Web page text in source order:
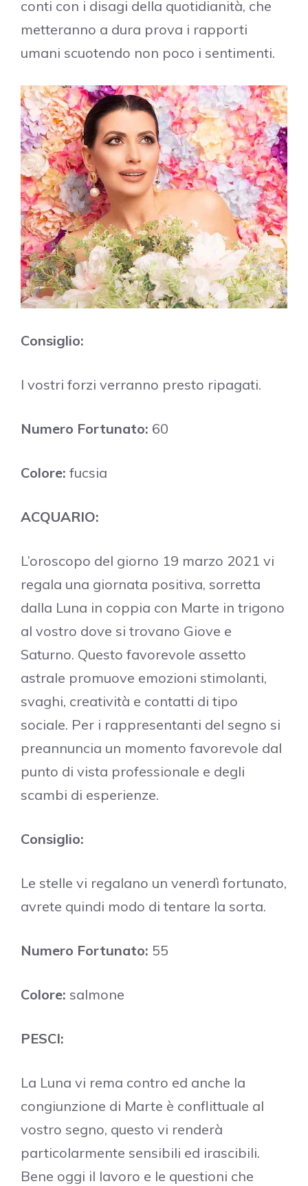
conti con i disagi della quotidianità, che
metteranno a dura prova i rapporti
umani scuotendo non poco i sentimenti.
Consiglio:
I vostri forzi verranno presto ripagati.
Numero Fortunato: 60
Colore: fucsia
ACQUARIO:
L’oroscopo del giorno 19 marzo 2021 vi
regala una giornata positiva, sorretta
dalla Luna in coppia con Marte in trigono
al vostro dove si trovano Giove e
Saturno. Questo favorevole assetto
astrale promuove emozioni stimolanti,
svaghi, creatività e contatti di tipo
sociale. Per i rappresentanti del segno si
preannuncia un momento favorevole dal
punto di vista professionale e degli
scambi di esperienze.
Consiglio:
Le stelle vi regalano un venerdì fortunato,
avrete quindi modo di tentare la sorta.
Numero Fortunato: 55
Colore: salmone
PESCI:
La Luna vi rema contro ed anche la
congiunzione di Marte è conflittuale al
vostro segno, questo vi renderà
particolarmente sensibili ed irascibili.
Bene oggi il lavoro e le questioni che